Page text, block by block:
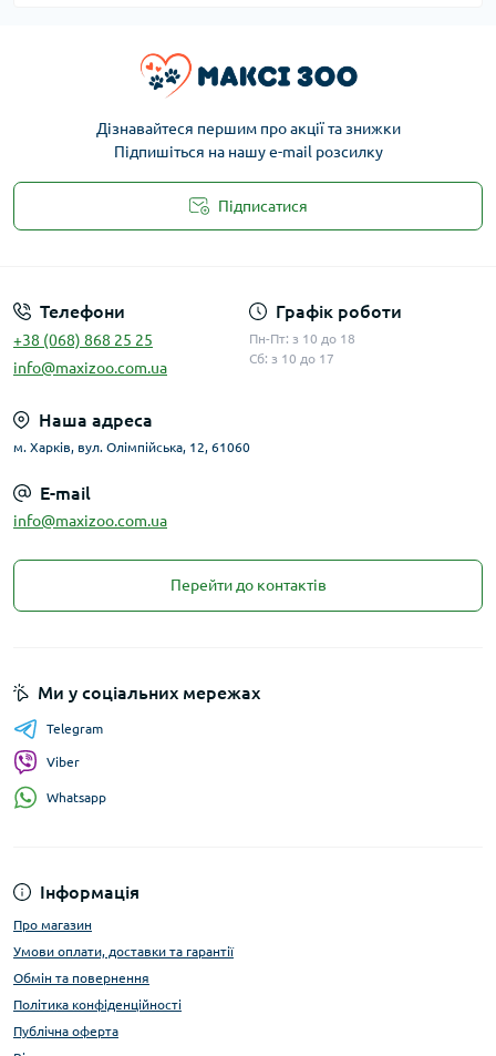
Дізнавайтеся першим про акції та знижки
Підпишіться на нашу e-mail розсилку
Підписатися
Телефони
+38 (068) 868 25 25
info@maxizoo.com.ua
Графік роботи
Пн-Пт: з 10 до 18
Сб: з 10 до 17
Наша адреса
м. Харків, вул. Олімпійська, 12, 61060
E-mail
info@maxizoo.com.ua
Перейти до контактів
Інформація
Про магазин
Умови оплати, доставки та гарантії
Обмін та повернення
Політика конфіденційності
Публічна оферта
Ми у соціальних мережах
Telegram
Viber
Whatsapp